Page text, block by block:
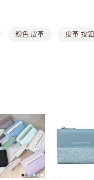
，表示未達大哥付你分期系統評
限公司」（以下簡稱本公司）所
買商品或服務，並由商店將買賣／
依約使用本公司帳單繳交帳款。
期」之契約關係目的，商店將以
供予台灣大哥大進項蒐集、處
帳單所需資料之確認、核對及更
下連結：https://oppay.tw/
含以上)免運費
以上)免運費
粉色 皮革 皮革 按釦